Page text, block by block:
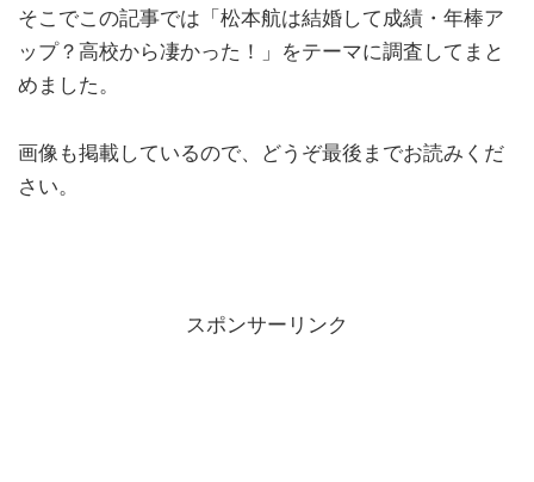
そこでこの記事では「松本航は結婚して成績・年棒ア
ップ？高校から凄かった！」をテーマに調査してまと
めました。
画像も掲載しているので、どうぞ最後までお読みくだ
さい。
スポンサーリンク